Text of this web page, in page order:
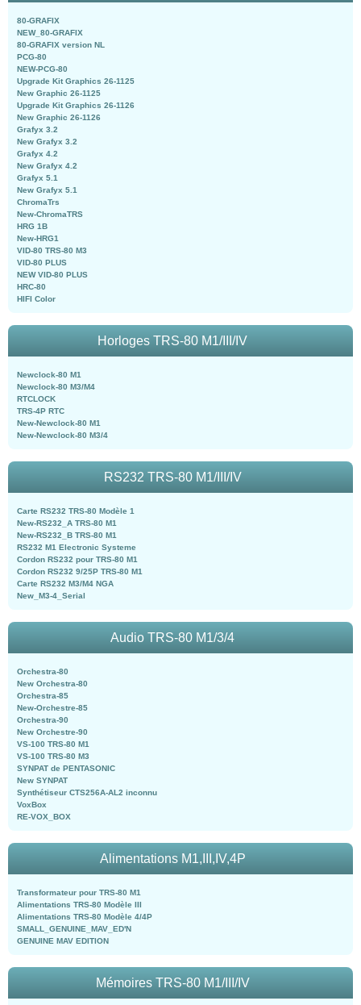
80-GRAFIX
NEW_80-GRAFIX
80-GRAFIX version NL
PCG-80
NEW-PCG-80
Upgrade Kit Graphics 26-1125
New Graphic 26-1125
Upgrade Kit Graphics 26-1126
New Graphic 26-1126
Grafyx 3.2
New Grafyx 3.2
Grafyx 4.2
New Grafyx 4.2
Grafyx 5.1
New Grafyx 5.1
ChromaTrs
New-ChromaTRS
HRG 1B
New-HRG1
VID-80 TRS-80 M3
VID-80 PLUS
NEW VID-80 PLUS
HRC-80
HIFI Color
Horloges TRS-80 M1/III/IV
Newclock-80 M1
Newclock-80 M3/M4
RTCLOCK
TRS-4P RTC
New-Newclock-80 M1
New-Newclock-80 M3/4
RS232 TRS-80 M1/III/IV
Carte RS232 TRS-80 Modèle 1
New-RS232_A TRS-80 M1
New-RS232_B TRS-80 M1
RS232 M1 Electronic Systeme
Cordon RS232 pour TRS-80 M1
Cordon RS232 9/25P TRS-80 M1
Carte RS232 M3/M4 NGA
New_M3-4_Serial
Audio TRS-80 M1/3/4
Orchestra-80
New Orchestra-80
Orchestra-85
New-Orchestre-85
Orchestra-90
New Orchestre-90
VS-100 TRS-80 M1
VS-100 TRS-80 M3
SYNPAT de PENTASONIC
New SYNPAT
Synthétiseur CTS256A-AL2 inconnu
VoxBox
RE-VOX_BOX
Alimentations M1,III,IV,4P
Transformateur pour TRS-80 M1
Alimentations TRS-80 Modèle III
Alimentations TRS-80 Modèle 4/4P
SMALL_GENUINE_MAV_ED'N
GENUINE MAV EDITION
Mémoires TRS-80 M1/III/IV